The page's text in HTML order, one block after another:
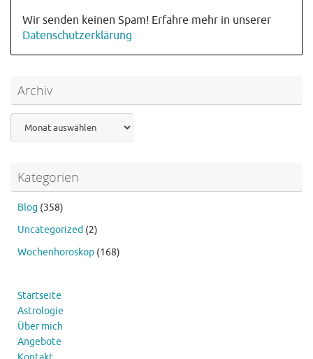
Wir senden keinen Spam! Erfahre mehr in unserer
Datenschutzerklärung
Archiv
Kategorien
Blog (358)
Uncategorized (2)
Wochenhoroskop (168)
Startseite
Astrologie
Über mich
Angebote